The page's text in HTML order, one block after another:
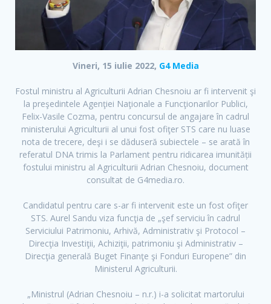
Vineri, 15 iulie 2022, G4 Media
Fostul ministru al Agriculturii Adrian Chesnoiu ar fi intervenit şi
la preşedintele Agenţiei Naţionale a Funcţionarilor Publici,
Felix-Vasile Cozma, pentru concursul de angajare în cadrul
ministerului Agriculturii al unui fost ofiţer STS care nu luase
nota de trecere, deşi i se dăduseră subiectele – se arată în
referatul DNA trimis la Parlament pentru ridicarea imunității
fostului ministru al Agriculturii Adrian Chesnoiu, document
consultat de G4media.ro.
Candidatul pentru care s-ar fi intervenit este un fost ofiţer
STS. Aurel Sandu viza funcţia de „şef serviciu în cadrul
Serviciului Patrimoniu, Arhivă, Administrativ şi Protocol –
Direcţia Investiţii, Achiziţii, patrimoniu şi Administrativ –
Direcţia generală Buget Finanţe şi Fonduri Europene” din
Ministerul Agriculturii.
„Ministrul (Adrian Chesnoiu – n.r.) i-a solicitat martorului
F
a
c
e
b
o
o
k
T
w
i
t
e
r
Y
o
u
t
b